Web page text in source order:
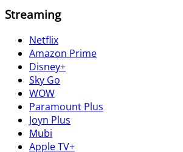
Streaming
Netflix
Amazon Prime
Disney+
Sky Go
WOW
Paramount Plus
Joyn Plus
Mubi
Apple TV+